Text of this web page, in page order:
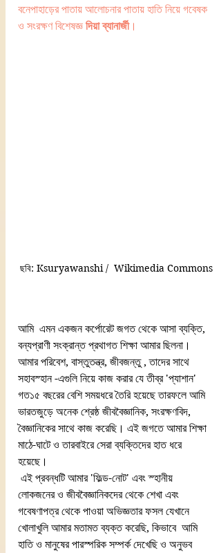
বনেপাহাড়ের পাতায় আলোচনার পাতায় হাতি নিয়ে গবেষক
ও সংরক্ষণ বিশেষজ্ঞ দিয়া ব্যানার্জী।
ছবি: Ksuryawanshi /  Wikimedia Commons
আমি  এমন একজন কর্পোরেট জগত থেকে আসা ব্যক্তি,
বন্যপ্রাণী সংক্রান্ত প্রথাগত শিক্ষা আমার ছিলনা।
আমার পরিবেশ, বাস্তুতন্ত্র, জীবজন্তু , তাদের সাথে
সহাবস্হান -এগুলি নিয়ে কাজ করার যে তীব্র 'প্যাশান'
গত১৫ বছরের বেশি সময়ধরে তৈরি হয়েছে তারফলে আমি
ভারতজুড়ে অনেক শ্রেষ্ঠ জীববৈজ্ঞানিক, সংরক্ষণবিদ,
বৈজ্ঞানিকের সাথে কাজ করেছি। এই জগতে আমার শিক্ষা
মাঠে-ঘাটে ও তারবাইরে সেরা ব্যক্তিদের হাত ধরে
হয়েছে।
লোকজনের ও জীববৈজ্ঞানিকদের থেকে শেখা এবং
গবেষণাপত্র থেকে পাওয়া অভিজ্ঞতার ফসল যেখানে
খোলাখুলি আমার মতামত ব্যক্ত করেছি, কিভাবে  আমি
হাতি ও মানুষের পারস্পরিক সম্পর্ক দেখেছি ও অনুভব